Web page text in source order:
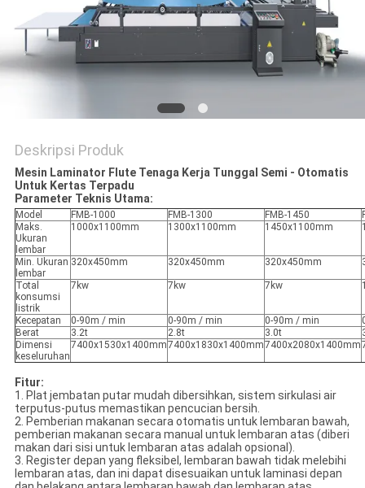
Deskripsi Produk
Mesin Laminator Flute Tenaga Kerja Tunggal Semi - Otomatis
Untuk Kertas Terpadu
Parameter Teknis Utama:
Model FMB-1000 FMB-1300 FMB-1450
Maks.
Ukuran
lembar
1000x1100mm 1300x1100mm 1450x1100mm
Min. Ukuran
lembar
320x450mm 320x450mm 320x450mm
Total
konsumsi
listrik
7kw 7kw 7kw
Kecepatan 0-90m / min 0-90m / min 0-90m / min
Berat
3.2t 2.8t 3.0t
Dimensi
keseluruhan
7400x1530x1400mm7400x1830x1400mm7400x2080x1400mm
Fitur:
1. Plat jembatan putar mudah dibersihkan, sistem sirkulasi air
terputus-putus memastikan pencucian bersih.
2. Pemberian makanan secara otomatis untuk lembaran bawah,
pemberian makanan secara manual untuk lembaran atas (diberi
makan dari sisi untuk lembaran atas adalah opsional).
3. Register depan yang fleksibel, lembaran bawah tidak melebihi
lembaran atas, dan ini dapat disesuaikan untuk laminasi depan